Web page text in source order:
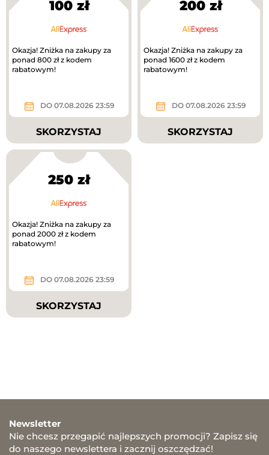
100 zł
Okazja! Zniżka na zakupy za
ponad 800 zł z kodem
rabatowym!
DO 07.08.2026 23:59
SKORZYSTAJ
200 zł
Okazja! Zniżka na zakupy za
ponad 1600 zł z kodem
rabatowym!
DO 07.08.2026 23:59
SKORZYSTAJ
250 zł
Okazja! Zniżka na zakupy za
ponad 2000 zł z kodem
rabatowym!
DO 07.08.2026 23:59
SKORZYSTAJ
Newsletter
Nie chcesz przegapić najlepszych promocji? Zapisz się
do naszego newslettera i zacznij oszczędzać!